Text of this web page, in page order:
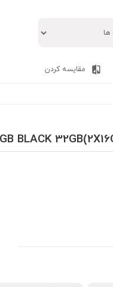
مقایسه کردن